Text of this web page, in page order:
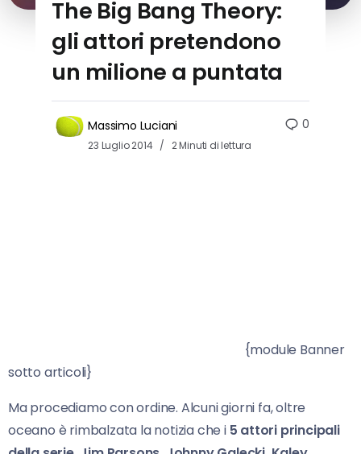
The Big Bang Theory:
gli attori pretendono
un milione a puntata
Massimo Luciani
23 Luglio 2014 2 Minuti di lettura
0
{module Banner
sotto articoli}
Ma procediamo con ordine. Alcuni giorni fa, oltre
oceano è rimbalzata la notizia che i 5 attori principali